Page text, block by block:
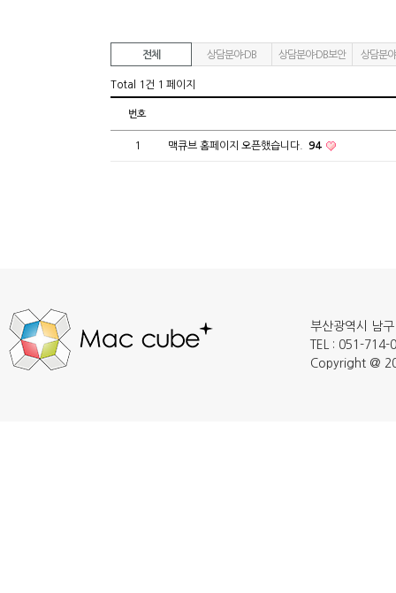
전체 상담분야-DB 상담분야-DB보안 상담분
Total 1건 1 페이지
번호
1 맥큐브 홈페이지 오픈했습니다. 94
부산광역시 남
TEL : 051-
Copyright @